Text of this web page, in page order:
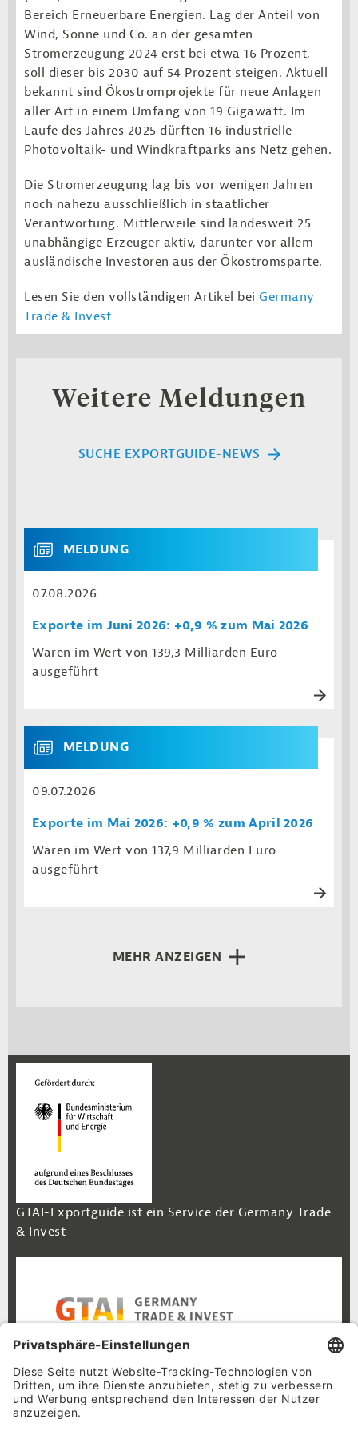
Bereich Erneuerbare Energien. Lag der Anteil von
Wind, Sonne und Co. an der gesamten
Stromerzeugung 2024 erst bei etwa 16 Prozent,
soll dieser bis 2030 auf 54 Prozent steigen. Aktuell
bekannt sind Ökostromprojekte für neue Anlagen
aller Art in einem Umfang von 19 Gigawatt. Im
Laufe des Jahres 2025 dürften 16 industrielle
Photovoltaik- und Windkraftparks ans Netz gehen.
Die Stromerzeugung lag bis vor wenigen Jahren
noch nahezu ausschließlich in staatlicher
Verantwortung. Mittlerweile sind landesweit 25
unabhängige Erzeuger aktiv, darunter vor allem
ausländische Investoren aus der Ökostromsparte.
Lesen Sie den vollständigen Artikel bei Germany
Trade & Invest
Weitere Meldungen
SUCHE EXPORTGUIDE-NEWS
MELDUNG
07.08.2026
Exporte im Juni 2026: +0,9 % zum Mai 2026
Waren im Wert von 139,3 Milliarden Euro
ausgeführt
MELDUNG
09.07.2026
Exporte im Mai 2026: +0,9 % zum April 2026
Waren im Wert von 137,9 Milliarden Euro
ausgeführt
MEHR ANZEIGEN
GTAI-Exportguide ist ein Service der Germany Trade
& Invest
Footer Navigation
Inhalt
Cookie-Einstellungen